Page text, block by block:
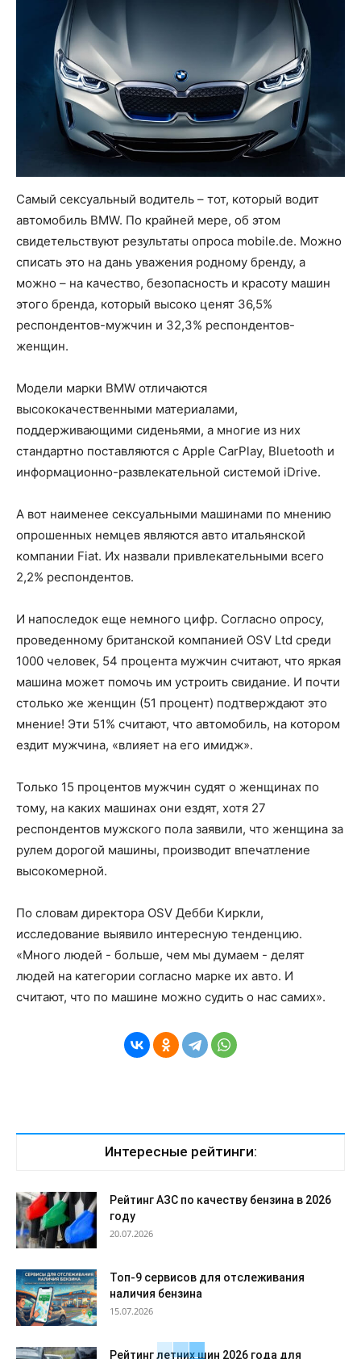
Самый сексуальный водитель – тот, который водит
автомобиль BMW. По крайней мере, об этом
свидетельствуют результаты опроса mobile.de. Можно
списать это на дань уважения родному бренду, а
можно – на качество, безопасность и красоту машин
этого бренда, который высоко ценят 36,5%
респондентов-мужчин и 32,3% респондентов-
женщин.
Модели марки BMW отличаются
высококачественными материалами,
поддерживающими сиденьями, а многие из них
стандартно поставляются с Apple CarPlay, Bluetooth и
информационно-развлекательной системой iDrive.
А вот наименее сексуальными машинами по мнению
опрошенных немцев являются авто итальянской
компании Fiat. Их назвали привлекательными всего
2,2% респондентов.
И напоследок еще немного цифр. Согласно опросу,
проведенному британской компанией OSV Ltd среди
1000 человек, 54 процента мужчин считают, что яркая
машина может помочь им устроить свидание. И почти
столько же женщин (51 процент) подтверждают это
мнение! Эти 51% считают, что автомобиль, на котором
ездит мужчина, «влияет на его имидж».
Только 15 процентов мужчин судят о женщинах по
тому, на каких машинах они ездят, хотя 27
респондентов мужского пола заявили, что женщина за
рулем дорогой машины, производит впечатление
высокомерной.
По словам директора OSV Дебби Киркли,
исследование выявило интересную тенденцию.
«Много людей - больше, чем мы думаем - делят
людей на категории согласно марке их авто. И
считают, что по машине можно судить о нас самих».
Интересные рейтинги:
Рейтинг АЗС по качеству бензина в 2026
году
20.07.2026
Топ-9 сервисов для отслеживания
наличия бензина
15.07.2026
Рейтинг летних шин 2026 года для